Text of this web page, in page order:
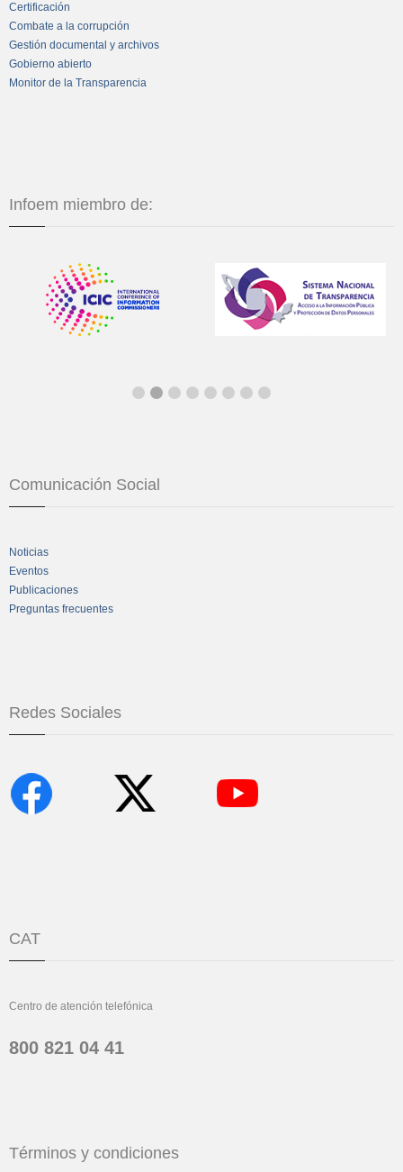
Certificación
Combate a la corrupción
Gestión documental y archivos
Gobierno abierto
Monitor de la Transparencia
Infoem miembro de:
Comunicación Social
Noticias
Eventos
Publicaciones
Preguntas frecuentes
Redes Sociales
CAT
Centro de atención telefónica
800 821 04 41
Términos y condiciones